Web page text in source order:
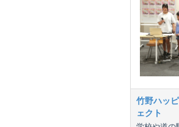
竹野ハッ
ェクト